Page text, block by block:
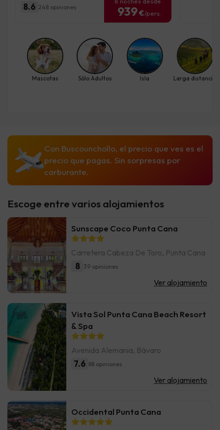
Con Buscounchollo, el precio que ves es el
precio que pagas. Sin sorpresas por
carburante.
Escoge entre varios alojamientos
Sunscape Coco Punta Cana
Carretera Cabeza De Toro, Punta Cana
8 39 opiniones
Ver alojamiento
Vista Sol Punta Cana Beach Resort
& Spa
Avenida Alemania, Bávaro
7.6 88 opiniones
Ver alojamiento
Occidental Punta Cana
8.6 248 opiniones 939€/pers.
Mascotas Sólo Adultos Isla Larga distancia